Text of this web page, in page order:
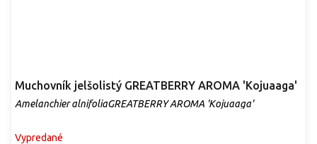
Muchovník jelšolistý GREATBERRY AROMA 'Kojuaaga'
Amelanchier alnifoliaGREATBERRY AROMA 'Kojuaaga'
Vypredané